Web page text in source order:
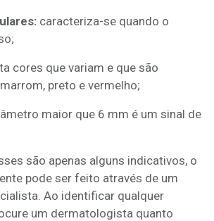
caracteriza-se quando o
cores que variam e que são
preto e vermelho;
maior que 6 mm é um sinal de
são apenas alguns indicativos, o
pode ser feito através de um
Ao identificar qualquer
um dermatologista quanto